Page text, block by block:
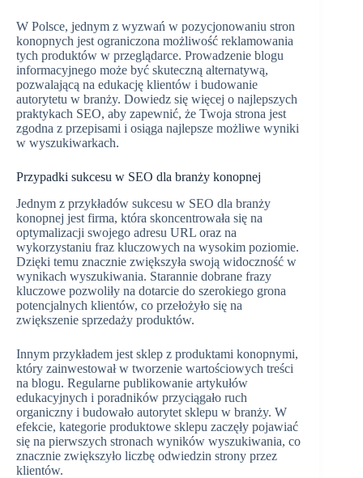
W Polsce, jednym z wyzwań w pozycjonowaniu stron
konopnych jest ograniczona możliwość reklamowania
tych produktów w przeglądarce. Prowadzenie blogu
informacyjnego może być skuteczną alternatywą,
pozwalającą na edukację klientów i budowanie
autorytetu w branży. Dowiedz się więcej o najlepszych
praktykach SEO, aby zapewnić, że Twoja strona jest
zgodna z przepisami i osiąga najlepsze możliwe wyniki
w wyszukiwarkach.
Przypadki sukcesu w SEO dla branży konopnej
Jednym z przykładów sukcesu w SEO dla branży
konopnej jest firma, która skoncentrowała się na
optymalizacji swojego adresu URL oraz na
wykorzystaniu fraz kluczowych na wysokim poziomie.
Dzięki temu znacznie zwiększyła swoją widoczność w
wynikach wyszukiwania. Starannie dobrane frazy
kluczowe pozwoliły na dotarcie do szerokiego grona
potencjalnych klientów, co przełożyło się na
zwiększenie sprzedaży produktów.
Innym przykładem jest sklep z produktami konopnymi,
który zainwestował w tworzenie wartościowych treści
na blogu. Regularne publikowanie artykułów
edukacyjnych i poradników przyciągało ruch
organiczny i budowało autorytet sklepu w branży. W
efekcie, kategorie produktowe sklepu zaczęły pojawiać
się na pierwszych stronach wyników wyszukiwania, co
znacznie zwiększyło liczbę odwiedzin strony przez
klientów.